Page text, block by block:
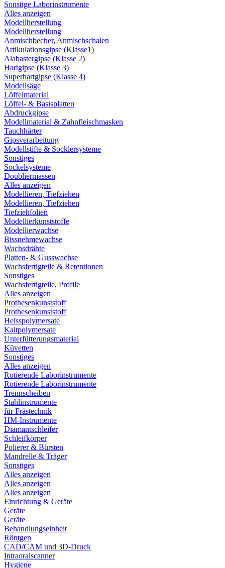
Sonstige Laborinstrumente
Alles anzeigen
Modellherstellung
Modellherstellung
Anmischbecher, Anmischschalen
Artikulationsgipse (Klasse1)
Alabastergipse (Klasse 2)
Hartgipse (Klasse 3)
Superhartgipse (Klasse 4)
Modellsäge
Löffelmaterial
Löffel- & Basisplatten
Abdruckgipse
Modellmaterial & Zahnfleischmasken
Tauchhärter
Gipsverarbeitung
Modellstifte & Socklersysteme
Sonstiges
Sockelsysteme
Doubliermassen
Alles anzeigen
Modellieren, Tiefziehen
Modellieren, Tiefziehen
Tiefziehfolien
Modellierkunststoffe
Modellierwachse
Bissnehmewachse
Wachsdrähte
Platten- & Gusswachse
Wachsfertigteile & Retentionen
Sonstiges
Wachsfertigteile, Profile
Alles anzeigen
Prothesenkunststoff
Prothesenkunststoff
Heisspolymersate
Kaltpolymersate
Unterfütterungsmaterial
Küvetten
Sonstiges
Alles anzeigen
Rotierende Laborinstrumente
Rotierende Laborinstrumente
Trennscheiben
Stahlinstrumente
für Frästechnik
HM-Instrumente
Diamantschleifer
Schleifkörper
Polierer & Bürsten
Mandrelle & Träger
Sonstiges
Alles anzeigen
Alles anzeigen
Alles anzeigen
Einrichtung & Geräte
Geräte
Geräte
Behandlungseinheit
Röntgen
CAD/CAM und 3D-Druck
Intraoralscanner
Hygiene